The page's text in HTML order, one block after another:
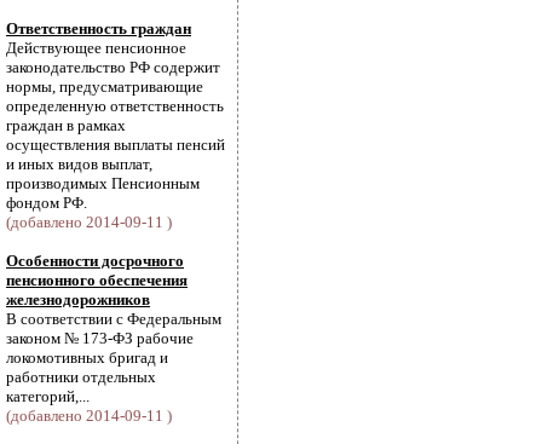
Ответственность граждан
Действующее пенсионное
законодательство РФ содержит
нормы, предусматривающие
определенную ответственность
граждан в рамках
осуществления выплаты пенсий
и иных видов выплат,
производимых Пенсионным
фондом РФ.
(добавлено 2014-09-11 )
Особенности досрочного
пенсионного обеспечения
железнодорожников
В соответствии с Федеральным
законом № 173-ФЗ рабочие
локомотивных бригад и
работники отдельных
категорий,...
(добавлено 2014-09-11 )